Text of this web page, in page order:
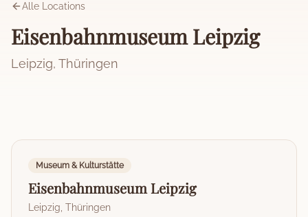
Alle Locations
Eisenbahnmuseum Leipzig
Leipzig, Thüringen
Museum & Kulturstätte
Eisenbahnmuseum Leipzig
Leipzig Thüringen